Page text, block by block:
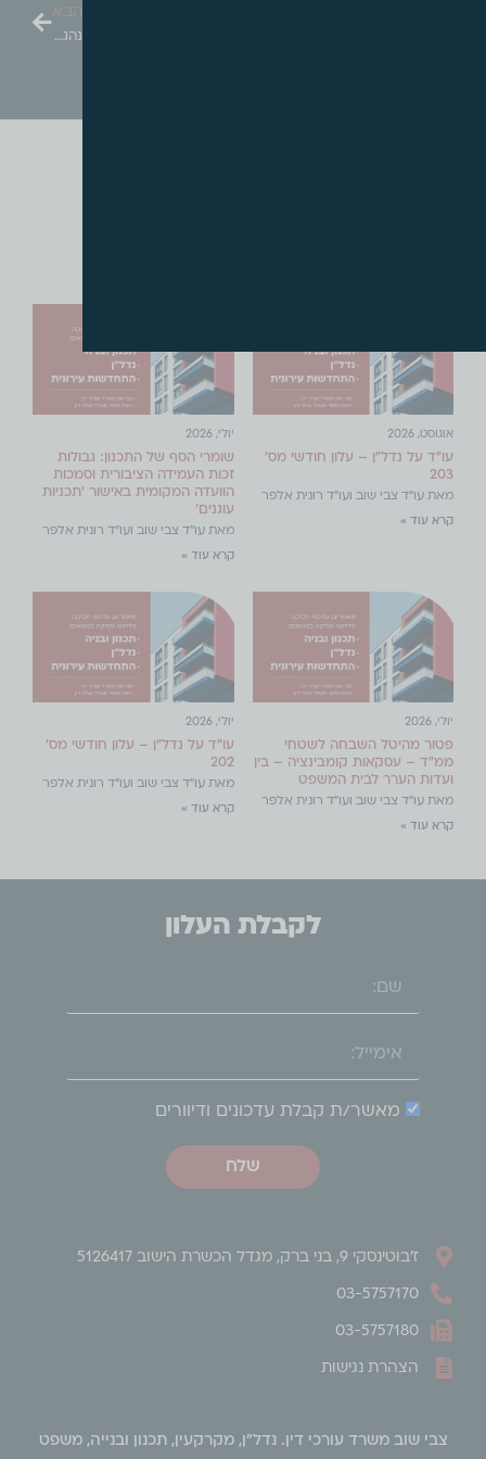
פוסט הבא
הסכם שיתוף – ביטולו בהתנהגות?
עו"ד על נדל"ן – עלון חודשי מס'
203
אוגוסט, 2026
מאת עו"ד צבי שוב ועו"ד רונית אלפר
קרא עוד »
שומרי הסף של התכנון: גבולות
זכות העמידה הציבורית וסמכות
הוועדה המקומית באישור 'תכניות
עוגנים'
יולי, 2026
מאת עו"ד צבי שוב ועו"ד רונית אלפר
קרא עוד »
פטור מהיטל השבחה לשטחי
ממ"ד – עסקאות קומבינציה – בין
ועדות הערר לבית המשפט
יולי, 2026
מאת עו"ד צבי שוב ועו"ד רונית אלפר
קרא עוד »
עו"ד על נדל"ן – עלון חודשי מס'
202
יולי, 2026
מאת עו"ד צבי שוב ועו"ד רונית אלפר
קרא עוד »
צבי שוב משרד עורכי דין. נדל"ן, מקרקעין, תכנון ובנייה, משפט
ז'בוטינסקי 9, בני ברק, מגדל הכשרת הישוב 5126417
03-5757170
03-5757180
הצהרת נגישות
לקבלת העלון
מאשר/ת קבלת עדכונים ודיוורים
שלח